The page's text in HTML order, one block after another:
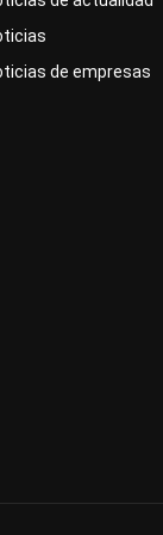
de empresas